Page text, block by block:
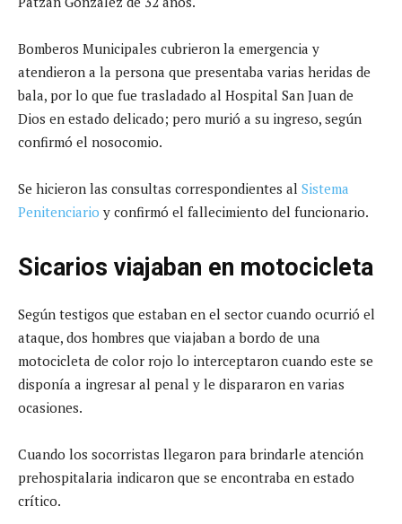
Bomberos Municipales cubrieron la emergencia y
atendieron a la persona que presentaba varias heridas de
bala, por lo que fue trasladado al Hospital San Juan de
Dios en estado delicado; pero murió a su ingreso, según
confirmó el nosocomio.
Se hicieron las consultas correspondientes al Sistema
Penitenciario y confirmó el fallecimiento del funcionario.
Sicarios viajaban en motocicleta
Según testigos que estaban en el sector cuando ocurrió el
ataque, dos hombres que viajaban a bordo de una
motocicleta de color rojo lo interceptaron cuando este se
disponía a ingresar al penal y le dispararon en varias
ocasiones.
Cuando los socorristas llegaron para brindarle atención
prehospitalaria indicaron que se encontraba en estado
crítico.